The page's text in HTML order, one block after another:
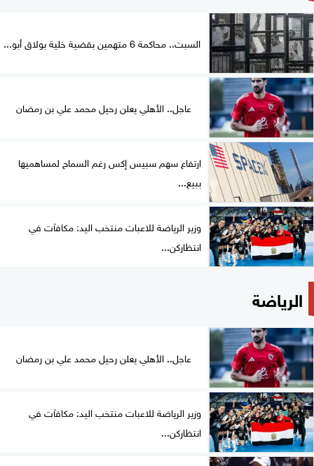
السبت.. محاكمة 6 متهمين بقضية خلية بولاق أبو...
عاجل.. الأهلي يعلن رحيل محمد علي بن رمضان
ارتفاع سهم سبيس إكس رغم السماح لمساهميها
ببيع...
وزير الرياضة للاعبات منتخب اليد: مكافآت في
انتظاركن...
الرياضة
عاجل.. الأهلي يعلن رحيل محمد علي بن رمضان
وزير الرياضة للاعبات منتخب اليد: مكافآت في
انتظاركن...